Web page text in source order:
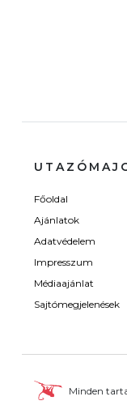
Főoldal
Ajánlatok
Adatvédelem
Impresszum
Médiaajánlat
Sajtómegjelenések
Minden